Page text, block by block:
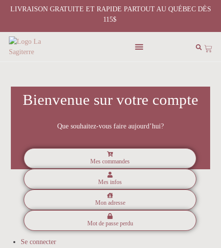
LIVRAISON GRATUITE ET RAPIDE PARTOUT AU QUÉBEC DÈS
115$
Bienvenue sur votre compte
Que souhaitez-vous faire aujourd’hui?
Mes commandes
Mes infos
Mon adresse
Mot de passe perdu
Se connecter